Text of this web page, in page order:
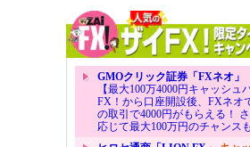
GMOクリック証券「FXネオ」
【最大100万4000円キャッシュ
FX！から口座開設後、FXネオ
の取引で4000円がもらえる！
応じて最大100万円のチャンス